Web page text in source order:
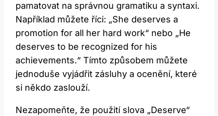
pamatovat na správnou gramatiku a syntaxi.
Například můžete říci: „She deserves a
promotion for all her hard work“ nebo „He
deserves to be recognized for his
achievements.“ Tímto způsobem můžete
jednoduše vyjádřit zásluhy a ocenění, které
si někdo zaslouží.
Nezapomeňte, že použití slova „Deserve“